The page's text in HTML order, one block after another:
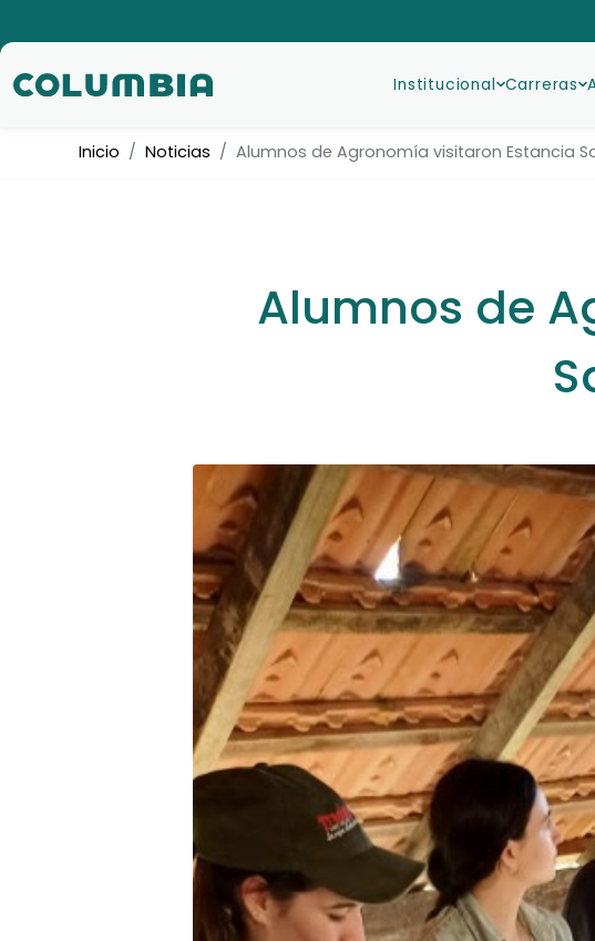
Institucional Carreras
Inicio Noticias Alumnos de Agronomía visitaron Estancia
Alumnos de